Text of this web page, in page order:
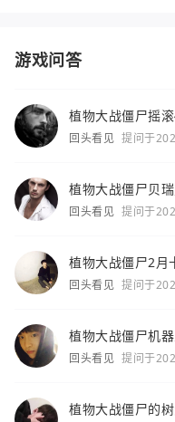
游戏问答
植物大战僵尸摇
回头看见 提问于
植物大战僵尸贝
回头看见 提问于
植物大战僵尸2月
回头看见 提问于
植物大战僵尸机
回头看见 提问于
植物大战僵尸的